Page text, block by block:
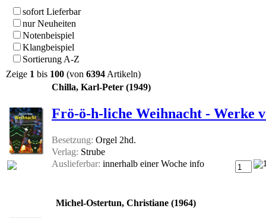
sofort Lieferbar
nur Neuheiten
Notenbeispiel
Klangbeispiel
Sortierung A-Z
Zeige 1 bis 100 (von 6394Artikeln)
Chilla, Karl-Peter (1949)
Frö-ö-h-liche Weihnacht - Werke
Besetzung: Orgel 2hd.
Verlag: Strube
Auslieferbar: innerhalb einer Woche info
Michel-Ostertun, Christiane (1964)